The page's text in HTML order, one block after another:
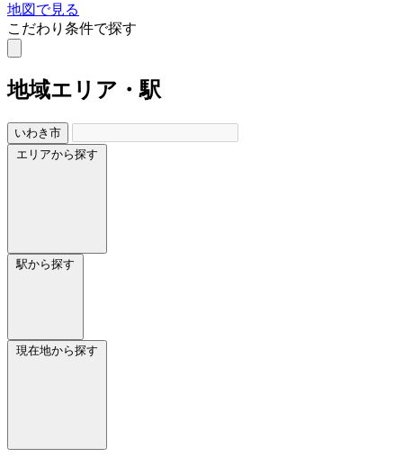
地図で見る
こだわり条件で探す
地域エリア・駅
いわき市
エリアから探す
駅から探す
現在地から探す